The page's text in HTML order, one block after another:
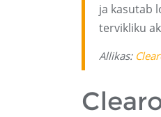
ja kasutab
tervikliku
Allikas: